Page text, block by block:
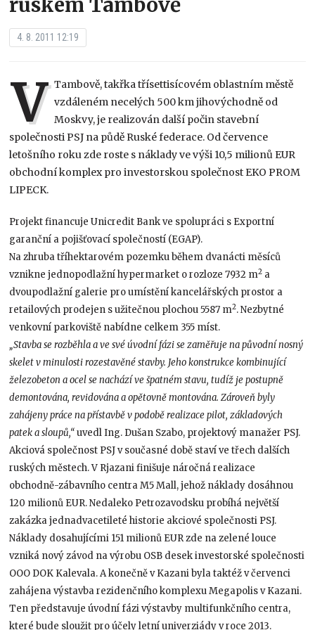
4. 8. 2011 12:19
V Tambově, takřka třísettisícovém oblastním městě
vzdáleném necelých 500 km jihovýchodně od
Moskvy, je realizován další počin stavební
společnosti PSJ na půdě Ruské federace. Od července
letošního roku zde roste s náklady ve výši 10,5 milionů EUR
obchodní komplex pro investorskou společnost EKO PROM
LIPECK.
Projekt financuje Unicredit Bank ve spolupráci s Exportní
garanční a pojišťovací společností (EGAP).
Na zhruba tříhektarovém pozemku během dvanácti měsíců
vznikne jednopodlažní hypermarket o rozloze 7932 m2 a
dvoupodlažní galerie pro umístění kancelářských prostor a
retailových prodejen s užitečnou plochou 5587 m2. Nezbytné
venkovní parkoviště nabídne celkem 355 míst.
„Stavba se rozběhla a ve své úvodní fázi se zaměřuje na původní nosný
skelet v minulosti rozestavěné stavby. Jeho konstrukce kombinující
železobeton a ocel se nachází ve špatném stavu, tudíž je postupně
demontována, revidována a opětovně montována. Zároveň byly
zahájeny práce na přístavbě v podobě realizace pilot, základových
patek a sloupů,“uvedl Ing. Dušan Szabo, projektový manažer PSJ.
Akciová společnost PSJ v současné době staví ve třech dalších
ruských městech. V Rjazani finišuje náročná realizace
obchodně-zábavního centra M5 Mall, jehož náklady dosáhnou
120 milionů EUR. Nedaleko Petrozavodsku probíhá největší
zakázka jednadvacetileté historie akciové společnosti PSJ.
Náklady dosahujícími 151 milionů EUR zde na zelené louce
vzniká nový závod na výrobu OSB desek investorské společnosti
OOO DOK Kalevala. A konečně v Kazani byla taktéž v červenci
zahájena výstavba rezidenčního komplexu Megapolis v Kazani.
Ten představuje úvodní fázi výstavby multifunkčního centra,
které bude sloužit pro účely letní univerziády v roce 2013.